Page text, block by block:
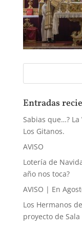
Entradas
Sabias que…?
Los Gitanos.
AVISO
Lotería de
año nos toca?
AVISO | En
Los Hermanos
proyecto de